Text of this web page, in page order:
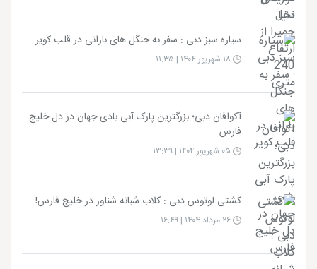
سیاره سبز دبی : سفر به جنگل‌ های بارانی در قلب کویر
آکوافان دبی؛ بزرگترین پارک آبی بادی جهان در دل خلیج
فارس
کشتی لوتوس دبی : کلاب شبانه شناور در خلیج فارس!